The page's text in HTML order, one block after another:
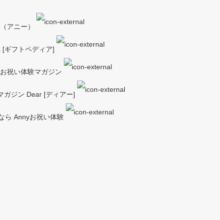
アニー）
ギフトペディア]
祝い体験マガジン
ガジン Dear [ディアー]
ら Annyお祝い体験